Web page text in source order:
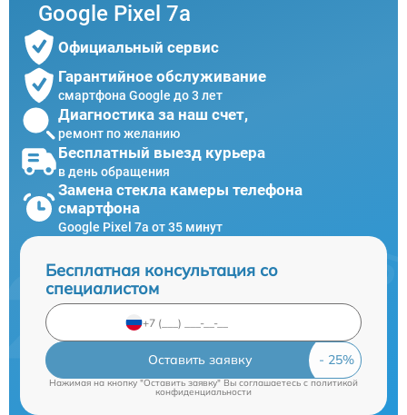
Google Pixel 7a
Официальный сервис
Гарантийное обслуживание
смартфона Google до 3 лет
Диагностика за наш счет,
ремонт по желанию
Бесплатный выезд курьера
в день обращения
Замена стекла камеры телефона
смартфона
Google Pixel 7a от 35 минут
Бесплатная консультация со
специалистом
Оставить заявку
Нажимая на кнопку "Оставить заявку" Вы соглашаетесь c политикой
конфиденциальности